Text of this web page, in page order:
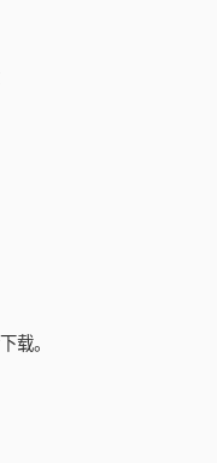
载。